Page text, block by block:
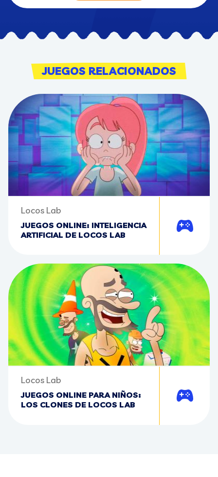
JUEGOS RELACIONADOS
Locos Lab
JUEGOS ONLINE: INTELIGENCIA
ARTIFICIAL DE LOCOS LAB
Jugar
Locos Lab
JUEGOS ONLINE PARA NIÑOS:
LOS CLONES DE LOCOS LAB
Jugar